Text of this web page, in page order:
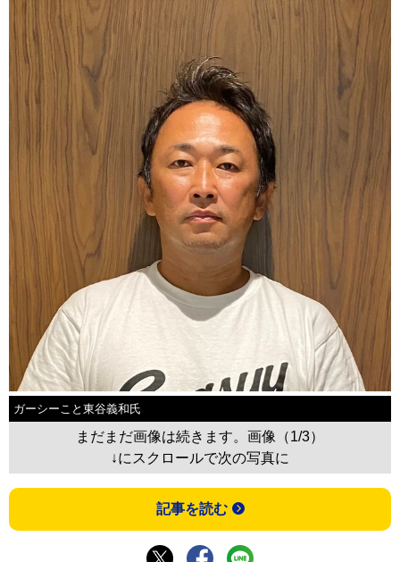
ガーシーこと東谷義和氏
まだまだ画像は続きます。画像（1/3）
↓にスクロールで次の写真に
記事を読む